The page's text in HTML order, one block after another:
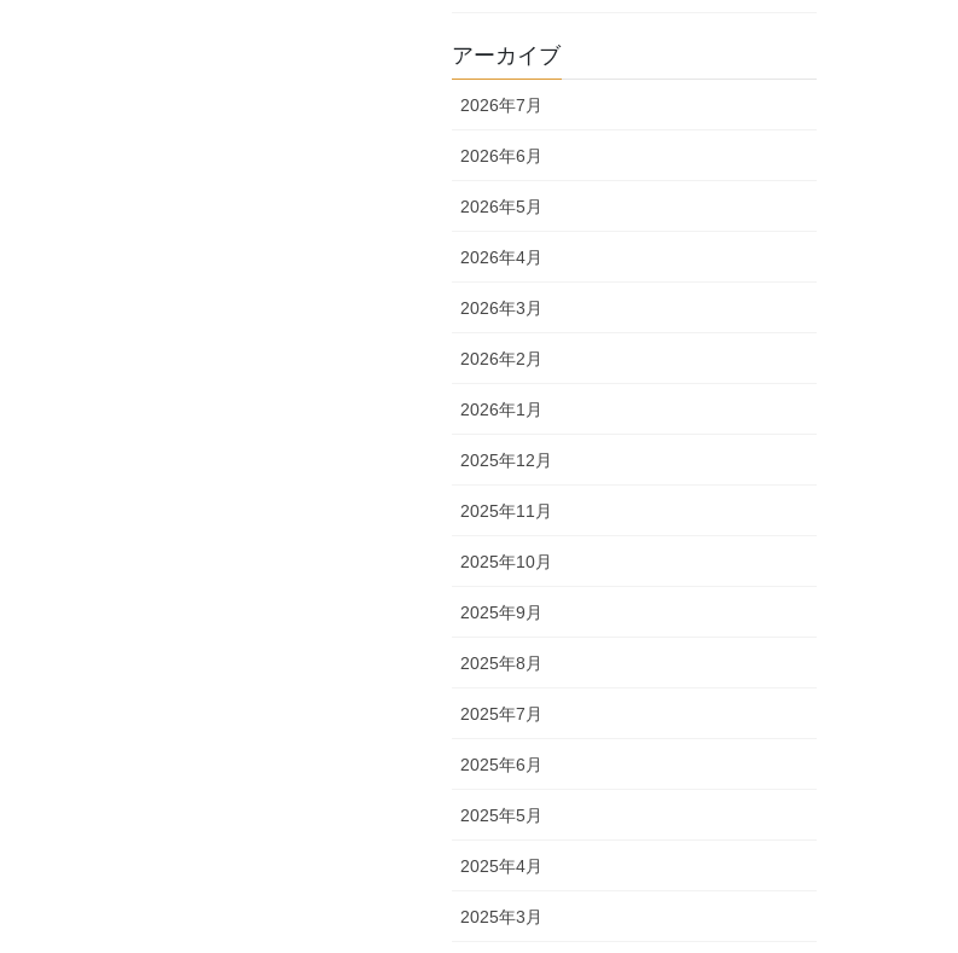
アーカイブ
2026年7月
2026年6月
2026年5月
2026年4月
2026年3月
2026年2月
2026年1月
2025年12月
2025年11月
2025年10月
2025年9月
2025年8月
2025年7月
2025年6月
2025年5月
2025年4月
2025年3月